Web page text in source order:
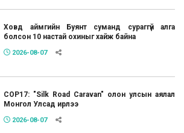
Ховд аймгийн Буянт суманд сураггүй алга
болсон 10 настай охиныг хайж байна
2026-08-07
COP17: "Silk Road Caravan" олон улсын аялал
Монгол Улсад ирлээ
2026-08-07